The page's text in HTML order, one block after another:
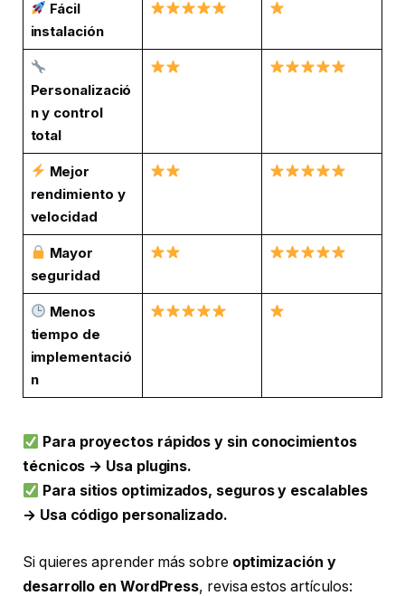
Fácil
instalación
Personalizació
n y control
total
Mejor
rendimiento y
velocidad
Mayor
seguridad
Menos
tiempo de
implementació
n
Para proyectos rápidos y sin conocimientos
técnicos → Usa plugins.
Para sitios optimizados, seguros y escalables
→ Usa código personalizado.
Si quieres aprender más sobre optimización y
desarrollo en WordPress, revisa estos artículos: